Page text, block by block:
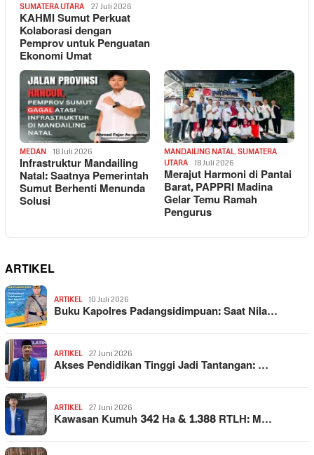
SUMATERA UTARA 27 Juli 2026
KAHMI Sumut Perkuat
Kolaborasi dengan
Pemprov untuk Penguatan
Ekonomi Umat
MEDAN 18 Juli 2026
Infrastruktur Mandailing
Natal: Saatnya Pemerintah
Sumut Berhenti Menunda
Solusi
MANDAILING NATAL, SUMATERA
UTARA
18 Juli 2026
Merajut Harmoni di Pantai
Barat, PAPPRI Madina
Gelar Temu Ramah
Pengurus
ARTIKEL
ARTIKEL 10 Juli 2026
Buku Kapolres Padangsidimpuan: Saat Nila…
ARTIKEL 27 Juni 2026
Akses Pendidikan Tinggi Jadi Tantangan: …
ARTIKEL 27 Juni 2026
Kawasan Kumuh 342 Ha & 1.388 RTLH: M…